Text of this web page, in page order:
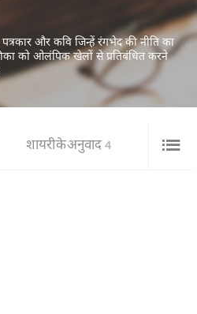
पत्रकार और कवि जिन्हें रंगभेद की नीति का
को ओलंपिक खेलों से प्रतिबंधित करने
शायरी के अनुवाद 4